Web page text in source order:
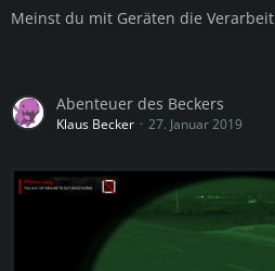
Meinst du mit Geräten die
Abenteuer des Beckers
Klaus Becker 27. Januar 2019